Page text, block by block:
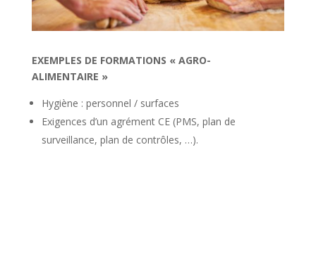
EXEMPLES DE FORMATIONS « AGRO-
ALIMENTAIRE »
Hygiène : personnel / surfaces
Exigences d’un agrément CE (PMS, plan de
surveillance, plan de contrôles, …).